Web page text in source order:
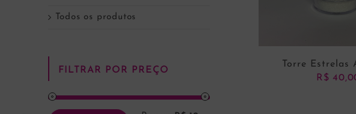
Torre Estrelas
R$
Todos os produtos
FILTRAR POR PREÇO